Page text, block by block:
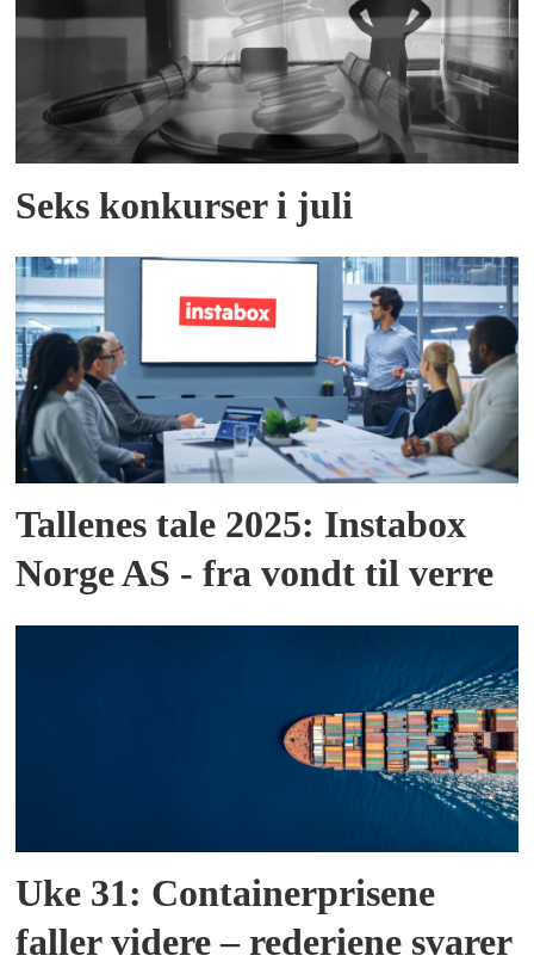
Seks konkurser i juli
Tallenes tale 2025: Instabox
Norge AS - fra vondt til verre
Uke 31: Containerprisene
faller videre – rederiene svarer